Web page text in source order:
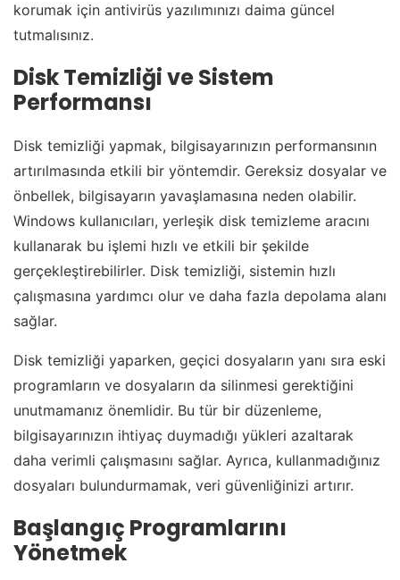
korumak için antivirüs yazılımınızı daima güncel
tutmalısınız.
Disk Temizliği ve Sistem
Performansı
Disk temizliği yapmak, bilgisayarınızın performansının
artırılmasında etkili bir yöntemdir. Gereksiz dosyalar ve
önbellek, bilgisayarın yavaşlamasına neden olabilir.
Windows kullanıcıları, yerleşik disk temizleme aracını
kullanarak bu işlemi hızlı ve etkili bir şekilde
gerçekleştirebilirler. Disk temizliği, sistemin hızlı
çalışmasına yardımcı olur ve daha fazla depolama alanı
sağlar.
Disk temizliği yaparken, geçici dosyaların yanı sıra eski
programların ve dosyaların da silinmesi gerektiğini
unutmamanız önemlidir. Bu tür bir düzenleme,
bilgisayarınızın ihtiyaç duymadığı yükleri azaltarak
daha verimli çalışmasını sağlar. Ayrıca, kullanmadığınız
dosyaları bulundurmamak, veri güvenliğinizi artırır.
Başlangıç Programlarını
Yönetmek